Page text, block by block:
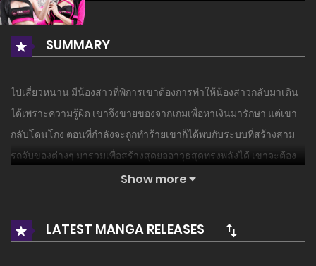
SUMMARY
ไป่เสี่ยวหนาน มีน้องสาวที่พิการเขาต้องการทำให้น้องสาวกลับมาเดิน
ได้เพราะความรู้ผิด เขาจึงขายของจากเกมเพื่อหาเงินมารักษา แต่เขา
กลับโดนโกง ตอนที่กำลังจะถูกทำร้ายเขาก็ได้พบกับระบบที่สร้างสาม
รถจับของต่างๆ มารวมเพื่อสร้างสุดยออาวุธสุดทรงพลังได้ เขาจะต้อง
ทำให้น้องสาวหายจากการพิการให้ได้
Show more
LATEST MANGA RELEASES